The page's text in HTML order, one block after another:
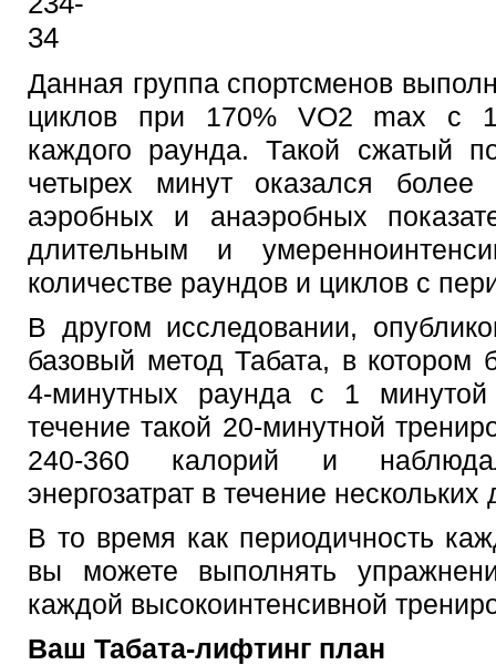
Данная группа спортсменов
циклов при 170% VO2 max с
каждого раунда. Такой сжатый
четырех минут оказался
аэробных и анаэробных
длительным и
количестве раундов и циклов с
В другом исследовании,
базовый метод Табата, в
4-минутных раунда с 1
течение такой 20-минутной
240-360 калорий и
энергозатрат в течение
В то время как периодичность
вы можете выполнять
каждой высокоинтенсивной
Ваш Табата-лифтинг план